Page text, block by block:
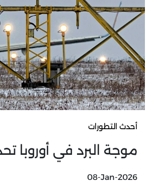
أحدث التطورات
موجة البرد في
08-Jan-2026